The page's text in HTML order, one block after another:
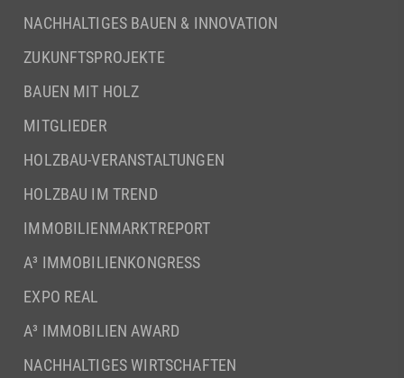
NACHHALTIGES BAUEN & INNOVATION
ZUKUNFTSPROJEKTE
BAUEN MIT HOLZ
MITGLIEDER
HOLZBAU-VERANSTALTUNGEN
HOLZBAU IM TREND
IMMOBILIENMARKTREPORT
A³ IMMOBILIENKONGRESS
EXPO REAL
A³ IMMOBILIEN AWARD
NACHHALTIGES WIRTSCHAFTEN